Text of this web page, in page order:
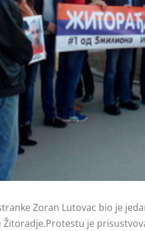
Zoran Lutovac bio je
je